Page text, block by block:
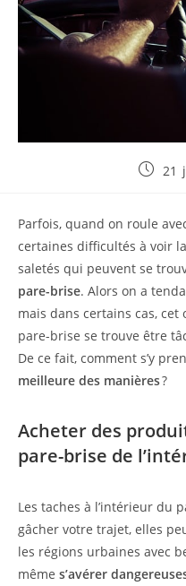
21
Parfois, quand on roule
certaines difficultés à voir
saletés qui peuvent se
pare-brise. Alors on a
mais dans certains cas,
pare-brise se trouve être
De ce fait, comment s’y
meilleure des manières?
Acheter des
pare-brise de
Les taches à l’intérieur du
gâcher votre trajet, elles
les régions urbaines avec
même s’avérer